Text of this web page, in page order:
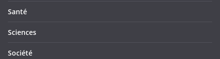
Santé
Sciences
Société